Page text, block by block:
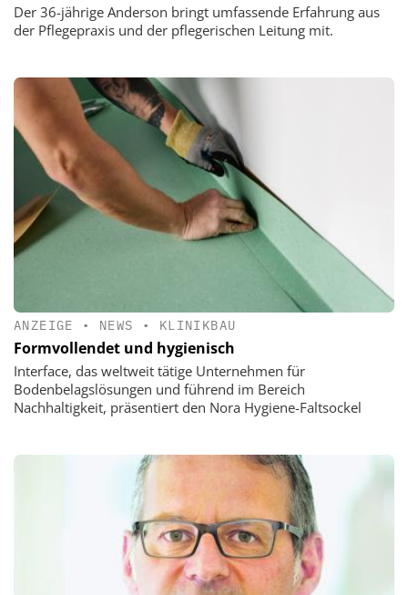
Der 36-jährige Anderson bringt umfassende Erfahrung aus
der Pflegepraxis und der pflegerischen Leitung mit.
ANZEIGE • NEWS • KLINIKBAU
Formvollendet und hygienisch
Interface, das weltweit tätige Unternehmen für
Bodenbelagslösungen und führend im Bereich
Nachhaltigkeit, präsentiert den Nora Hygiene-Faltsockel